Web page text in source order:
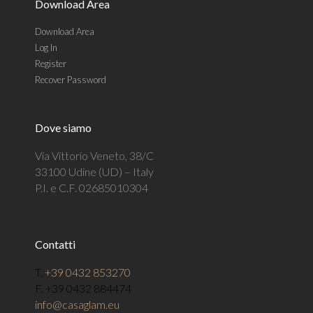
Download Area
Download Area
Log In
Register
Recover Password
Dove siamo
Via Vittorio Veneto, 38/C
33100 Udine (UD) – Italy
P.I. e C.F. 02685010304
Contatti
T. +39 0432 853270
F. +39 0432 884474
info@casaglam.eu